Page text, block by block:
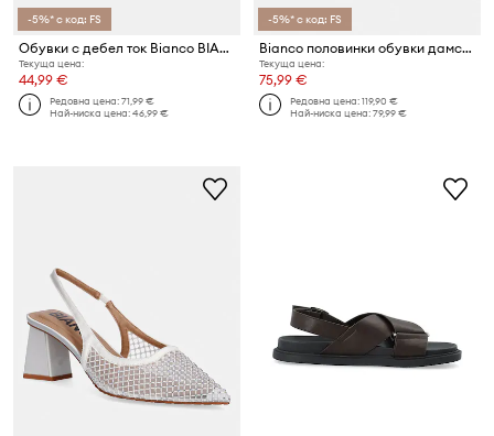
-5%* с код: FS
Обувки с дебел ток Bianco BIAMARALYN
Текуща цена:
44,99 €
Редовна цена:71,99 €
Най-ниска цена:46,99 €
-5%* с код: FS
Bianco половинки обувки дамски от кожа BIAADDA
Текуща цена:
75,99 €
Редовна цена:119,90 €
Най-ниска цена:79,99 €